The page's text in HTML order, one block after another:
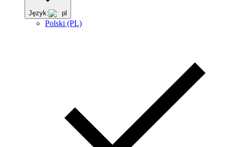
Język: pl
Polski (PL)